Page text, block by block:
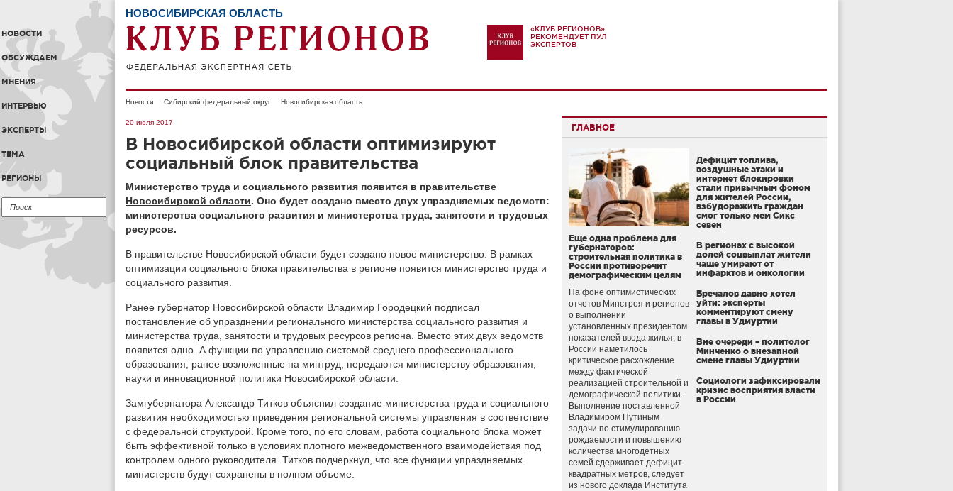
НОВОСТИ
ОБСУЖДАЕМ
МНЕНИЯ
ИНТЕРВЬЮ
ЭКСПЕРТЫ
ТЕМА
РЕГИОНЫ
НОВОСИБИРСКАЯ ОБЛАСТЬ
«КЛУБ РЕГИОНОВ»
РЕКОМЕНДУЕТ ПУЛ
ЭКСПЕРТОВ
Новости Сибирский федеральный округ Новосибирская область
20 июля 2017
В Новосибирской области оптимизируют
социальный блок правительства
Министерство труда и социального развития появится в правительстве
Новосибирской области. Оно будет создано вместо двух упраздняемых ведомств:
министерства социального развития и министерства труда, занятости и трудовых
ресурсов.
В правительстве Новосибирской области будет создано новое министерство. В рамках
оптимизации социального блока правительства в регионе появится министерство труда и
социального развития.
Ранее губернатор Новосибирской области Владимир Городецкий подписал
постановление об упразднении регионального министерства социального развития и
министерства труда, занятости и трудовых ресурсов региона. Вместо этих двух ведомств
появится одно. А функции по управлению системой среднего профессионального
образования, ранее возложенные на минтруд, передаются министерству образования,
науки и инновационной политики Новосибирской области.
Замгубернатора Александр Титков объяснил создание министерства труда и социального
развития необходимостью приведения региональной системы управления в соответствие
с федеральной структурой. Кроме того, по его словам, работа социального блока может
быть эффективной только в условиях плотного межведомственного взаимодействия под
контролем одного руководителя. Титков подчеркнул, что все функции упраздняемых
министерств будут сохранены в полном объеме.
ГЛАВНОЕ
Еще одна проблема для
губернаторов:
строительная политика в
России противоречит
демографическим целям
На фоне оптимистических
отчетов Минстроя и регионов
о выполнении
установленных президентом
показателей ввода жилья, в
России наметилось
критическое расхождение
между фактической
реализацией строительной и
демографической политики.
Выполнение поставленной
Владимиром Путиным
задачи по стимулированию
рождаемости и повышению
количества многодетных
семей сдерживает дефицит
квадратных метров, следует
из нового доклада Института
Дефицит топлива,
воздушные атаки и
интернет блокировки
стали привычным фоном
для жителей России,
взбудоражить граждан
смог только мем Сикс
севен
В регионах с высокой
долей соцвыплат жители
чаще умирают от
инфарктов и онкологии
Бречалов давно хотел
уйти: эксперты
комментируют смену
главы в Удмуртии
Вне очереди – политолог
Минченко о внезапной
смене главы Удмуртии
Социологи зафиксировали
кризис восприятия власти
в России